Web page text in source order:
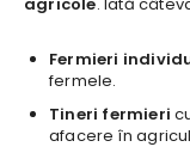
Fermieri
fermele.
Tineri fermieri
afacere în